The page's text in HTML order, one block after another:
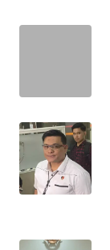
WN
LABUHANBATU
WN